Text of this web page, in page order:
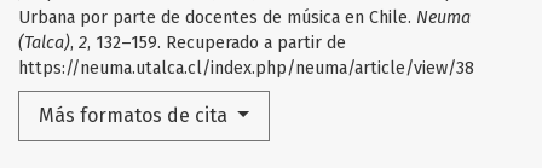
Urbana por parte de docentes de música en Chile. Neuma
(Talca), 2, 132–159. Recuperado a partir de
https://neuma.utalca.cl/index.php/neuma/article/view/38
Más formatos de cita